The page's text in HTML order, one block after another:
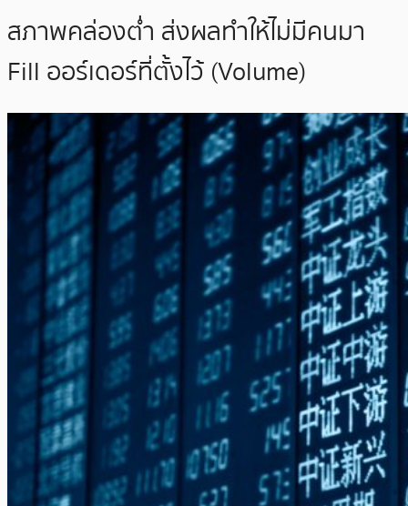
สภาพคล่องต่ำ ส่งผลทำให้ไม่มีคนมา
Fill ออร์เดอร์ที่ตั้งไว้ (Volume)